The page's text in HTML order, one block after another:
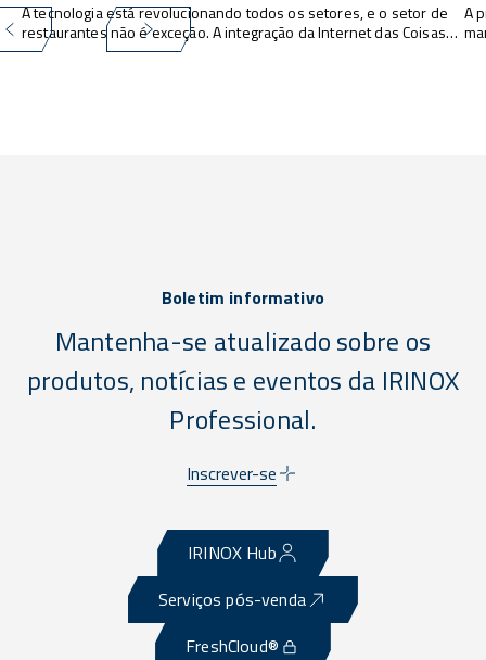
A tecnologia está revolucionando todos os setores, e o setor de
restaurantes não é exceção. A integração da Internet das Coisas
(IoT) nesse setor está transformando a maneira como os
A
Boletim informativo
Mantenha-se atualizado sobre os
produtos, notícias e eventos da IRINOX
Professional.
Inscrever-se
IRINOX Hub
Serviços pós-venda
FreshCloud®